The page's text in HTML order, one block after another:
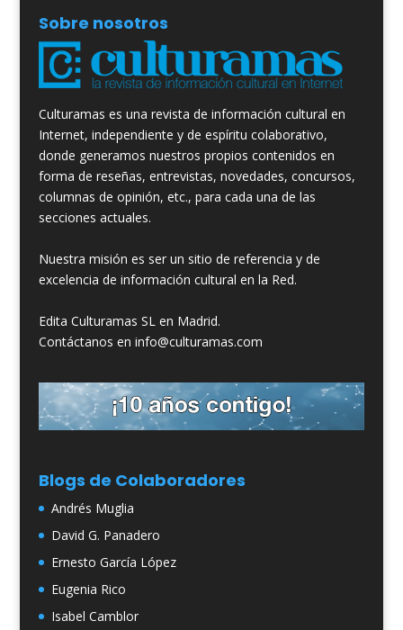
Sobre nosotros
Culturamas es una revista de información cultural en
Internet, independiente y de espíritu colaborativo,
donde generamos nuestros propios contenidos en
forma de reseñas, entrevistas, novedades, concursos,
columnas de opinión, etc., para cada una de las
secciones actuales.
Nuestra misión es ser un sitio de referencia y de
excelencia de información cultural en la Red.
Edita Culturamas SL en Madrid.
Contáctanos en info@culturamas.com
Blogs de Colaboradores
Andrés Muglia
David G. Panadero
Ernesto García López
Eugenia Rico
Isabel Camblor